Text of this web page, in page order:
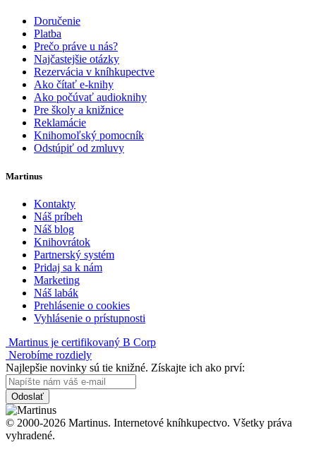
Doručenie
Platba
Prečo práve u nás?
Najčastejšie otázky
Rezervácia v kníhkupectve
Ako čítať e-knihy
Ako počúvať audioknihy
Pre školy a knižnice
Reklamácie
Knihomoľský pomocník
Odstúpiť od zmluvy
Martinus
Kontakty
Náš príbeh
Náš blog
Knihovrátok
Partnerský systém
Pridaj sa k nám
Marketing
Náš labák
Prehlásenie o cookies
Vyhlásenie o prístupnosti
Martinus je certifikovaný B Corp
Nerobíme rozdiely
Najlepšie novinky sú tie knižné. Získajte ich ako prví:
Odoslať
© 2000-2026 Martinus. Internetové kníhkupectvo. Všetky práva
vyhradené.